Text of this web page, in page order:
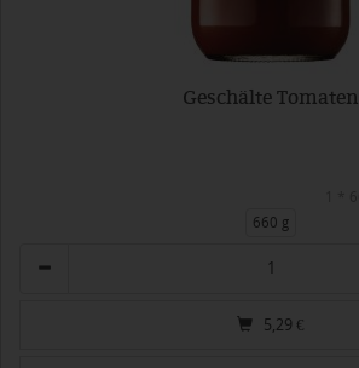
Geschälte Tomaten
660 g
5,29 €